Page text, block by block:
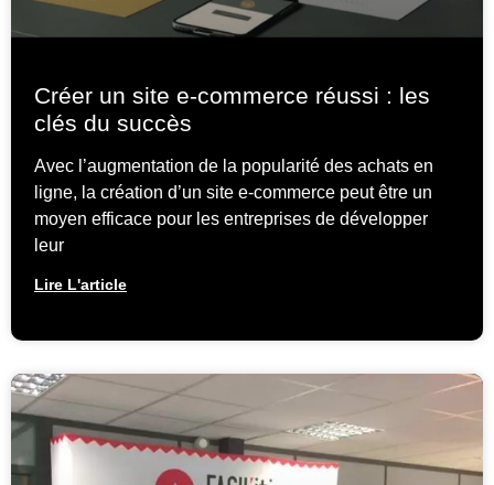
Créer un site e-commerce réussi : les
clés du succès
Avec l’augmentation de la popularité des achats en
ligne, la création d’un site e-commerce peut être un
moyen efficace pour les entreprises de développer
leur
Lire L'article